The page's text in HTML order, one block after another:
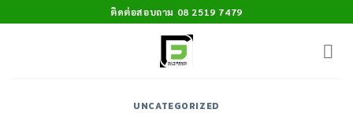
to
ติดต่อสอบถาม 08 2519 7479
UNCATEGORIZED